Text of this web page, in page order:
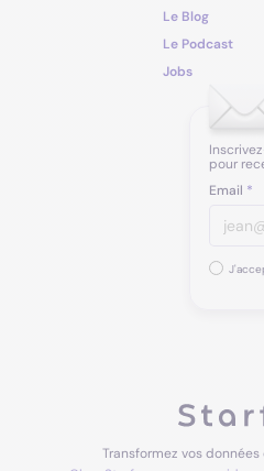
Transformez vos
Le Blog
Le Podcast
Jobs
pour
Email *